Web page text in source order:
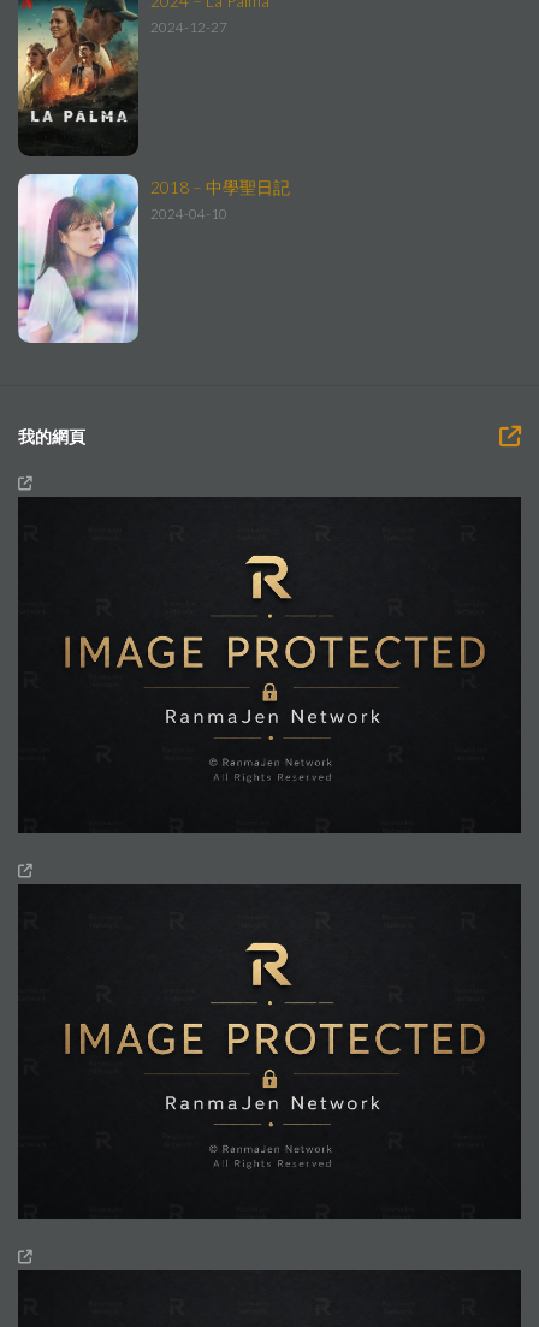
2024-12-27
2018 – 中學聖日記
2024-04-10
我的網頁